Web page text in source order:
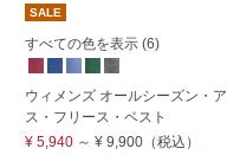
SALE
すべての色を表示 (6)
ウィメンズ オールシーズン・
ス・フリース・ベスト
¥ 5,940～ ¥ 9,900（税込）